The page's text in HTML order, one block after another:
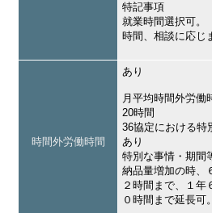
特記事項
就業時間選択可。
時間、相談に応じ
時間外労働時間
あり
月平均時間外労働
20時間
36協定における特
あり
特別な事情・期間
納品量増加の時、
２時間まで、１年
０時間まで延長可。